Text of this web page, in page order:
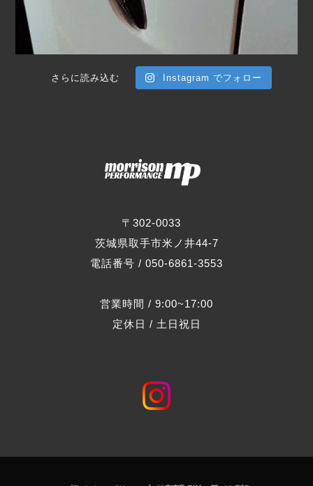
〒302-0033
茨城県取手市米ノ井44-7
電話番号 / 050-6861-3553
営業時間 / 9:00~17:00
定休日 / 土日祝日
さらに読み込む Instagram でフォロー